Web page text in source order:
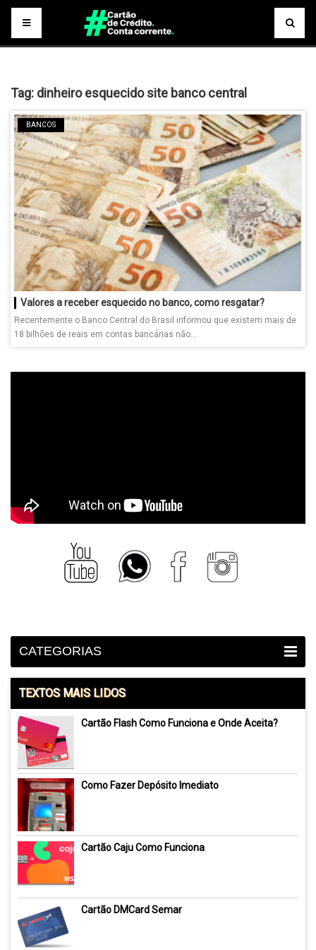
Tag: dinheiro esquecido site banco central
BANCOS
Valores a receber esquecido no banco, como resgatar?
Recentemente o Banco Central do Brasil informou que existem mais de
18 bilhões de reais em contas bancárias não...
CATEGORIAS
TEXTOS MAIS LIDOS
Cartão Flash Como Funciona e Onde Aceita?
Como Fazer Depósito Imediato
Cartão Caju Como Funciona
Cartão DMCard Semar